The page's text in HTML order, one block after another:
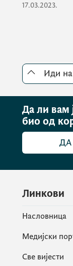
17.03.2023.
Иди
Да ли вам
био од
ДА
Линкови
Насловница
Медијски
Све вијести